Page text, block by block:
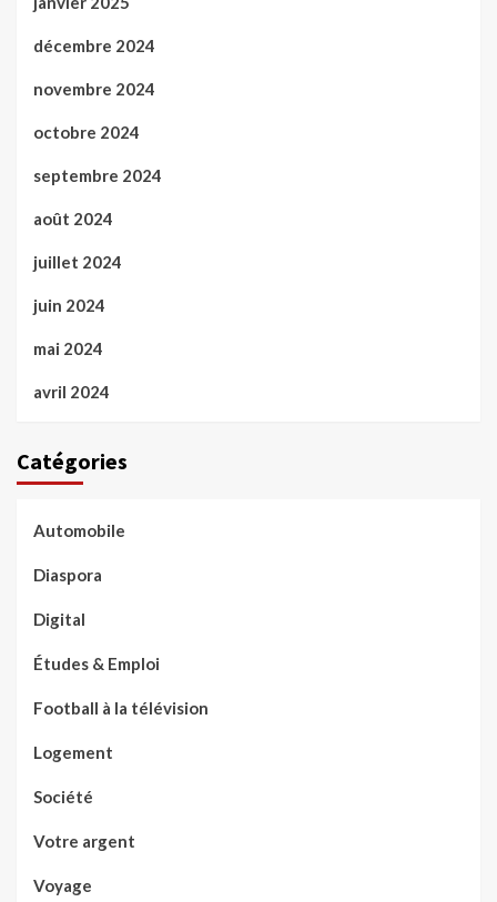
décembre 2024
novembre 2024
octobre 2024
septembre 2024
août 2024
juillet 2024
juin 2024
mai 2024
avril 2024
Catégories
Automobile
Diaspora
Digital
Études & Emploi
Football à la télévision
Logement
Société
Votre argent
Voyage